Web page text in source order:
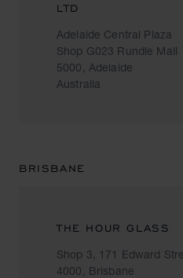
LTD
Adelaide Central Plaza
Shop G023 Rundle Mall
5000, Adelaide
Australia
BRISBANE
THE HOUR GLASS
Shop 3, 171 Edward
4000, Brisbane